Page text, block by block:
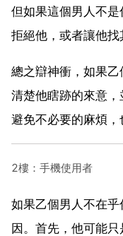
但如果這個男人不
拒絕他，或者讓他找
總之辯神衝，如果
清楚他瞎跡的來意，
避免不必要的麻煩，
2樓：手機使用者
如果乙個男人不在
因。首先，他可能